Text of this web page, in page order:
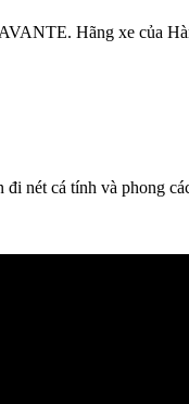
Hãng xe của
nét cá tính và phong